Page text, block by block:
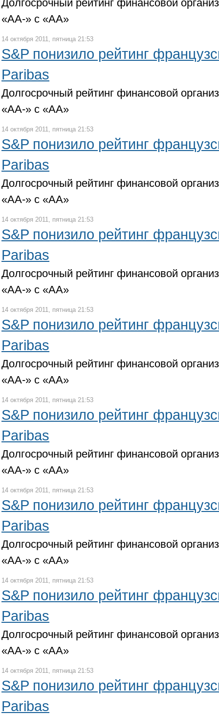
Долгосрочный рейтинг финансовой
«АА-» с «АА»
14 октября 2011, пятница 21:53
S&P понизило рейтинг
Paribas
Долгосрочный рейтинг финансовой
«АА-» с «АА»
14 октября 2011, пятница 21:53
S&P понизило рейтинг
Paribas
Долгосрочный рейтинг финансовой
«АА-» с «АА»
14 октября 2011, пятница 21:53
S&P понизило рейтинг
Paribas
Долгосрочный рейтинг финансовой
«АА-» с «АА»
14 октября 2011, пятница 21:53
S&P понизило рейтинг
Paribas
Долгосрочный рейтинг финансовой
«АА-» с «АА»
14 октября 2011, пятница 21:53
S&P понизило рейтинг
Paribas
Долгосрочный рейтинг финансовой
«АА-» с «АА»
14 октября 2011, пятница 21:53
S&P понизило рейтинг
Paribas
Долгосрочный рейтинг финансовой
«АА-» с «АА»
14 октября 2011, пятница 21:53
S&P понизило рейтинг
Paribas
Долгосрочный рейтинг финансовой
«АА-» с «АА»
14 октября 2011, пятница 21:53
S&P понизило рейтинг
Paribas